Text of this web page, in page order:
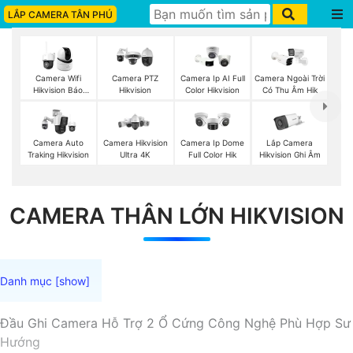
LẮP CAMERA TÂN PHÚ
Camera Wifi
Hikvision Báo
Camera PTZ
Hikvision
Camera Ip AI Full
Color Hikvision
Camera Ngoài Trời
Có Thu Âm Hik
Camera Auto
Traking Hikvision
Camera Hikvision
Ultra 4K
Camera Ip Dome
Full Color Hik
Lắp Camera
Hikvision Ghi Âm
CAMERA THÂN LỚN HIKVISION
Đầu Ghi Camera Hỗ Trợ 2 Ổ Cứng Công Nghệ Phù Hợp Sư
Hướng